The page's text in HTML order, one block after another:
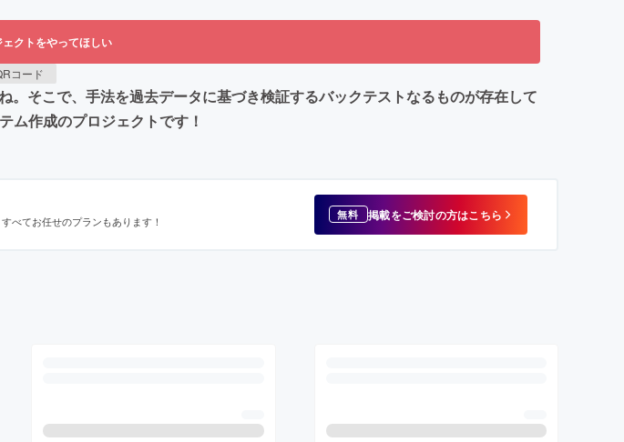
クトをやってほしい
コード
そこで、手法を過去データに基づき検証するバックテストなるものが存在して
ム作成のプロジェクトです！
べてお任せのプランもあります！ 無料 掲載をご検討の方はこちら